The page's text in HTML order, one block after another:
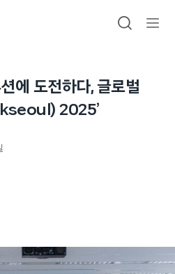
검색
에 도전하다, 글로벌
2025’